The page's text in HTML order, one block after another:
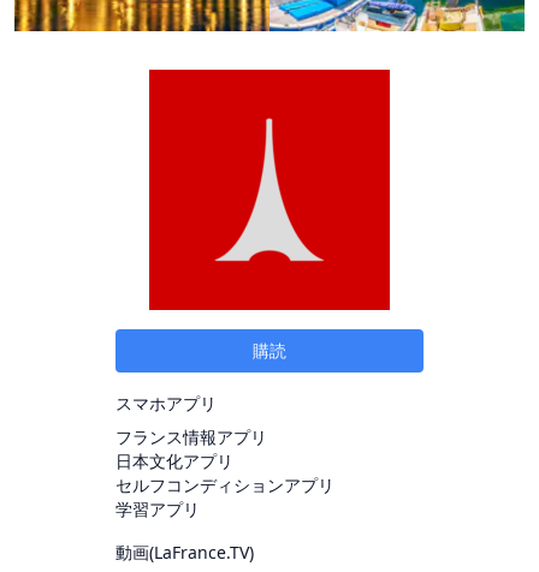
購読
スマホアプリ
フランス情報アプリ
日本文化アプリ
セルフコンディションアプリ
学習アプリ
動画(LaFrance.TV)